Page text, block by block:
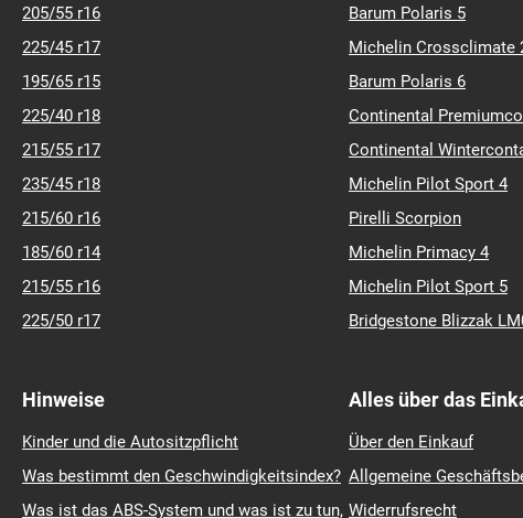
205/55 r16
225/45 r17
195/65 r15
225/40 r18
215/55 r17
235/45 r18
215/60 r16
185/60 r14
215/55 r16
225/50 r17
Barum Polaris 5
Michelin Crossclimate
Barum Polaris 6
Continental
Continental
Michelin Pilot Sport 4
Pirelli Scorpion
Michelin Primacy 4
Michelin Pilot Sport 5
Bridgestone Blizzak
Hinweise
Kinder und die Autositzpflicht
Was bestimmt den Geschwindigkeitsindex?
Was ist das ABS-System und was ist zu tun,
Alles über das
Über den Einkauf
Allgemeine
Widerrufsrecht